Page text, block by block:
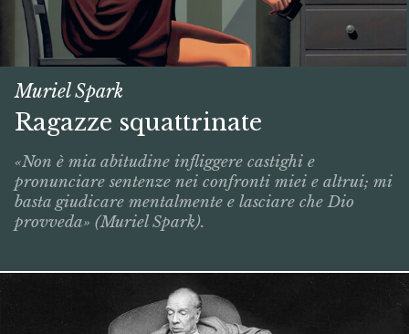
Muriel Spark
Ragazze squattrinate
«Non è mia abitudine infliggere castighi e
pronunciare sentenze nei confronti miei e altrui; mi
basta giudicare mentalmente e lasciare che Dio
provveda» (Muriel Spark).